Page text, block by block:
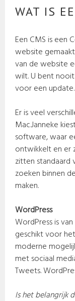
WAT IS
Een CMS is een
website
van de website
wilt. U bent
voor een update.
Er is veel
Mac.Janneke
software, waar
ontwikkelt en er
zitten standaard
zoeken binnen
maken.
WordPress
WordPress is
geschikt voor
moderne
met sociaal
Tweets.
Is het belangrijk